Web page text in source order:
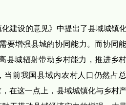
建设的意见》中提出了县域城镇
要增强县城的协同能力。而协同
县城辐射带动乡村能力，推进乡
前我国县域内农村人口仍然占
在这一点上，县域城镇化与乡村